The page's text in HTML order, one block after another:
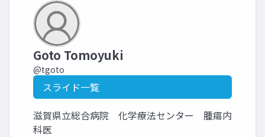
Goto Tomoyuki
@tgoto
スライド一覧
滋賀県立総合病院 化学療法センター 腫瘍内
科医